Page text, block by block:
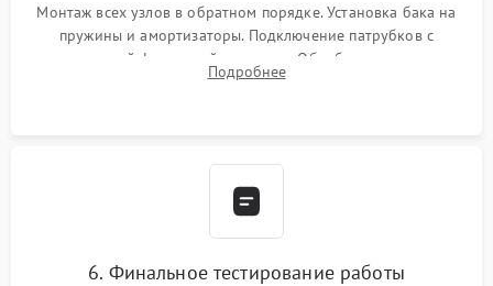
Монтаж всех узлов в обратном порядке. Установка бака на
пружины и амортизаторы. Подключение патрубков с
надежной фиксацией хомутами. Обработка стыков
герметиком для предотвращения возможных протечек воды.
Подробнее
6. Финальное тестирование работы